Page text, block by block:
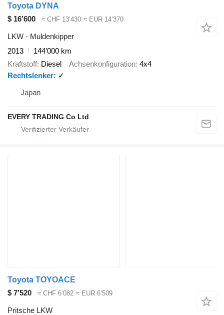
Toyota DYNA
$ 16’600
≈ CHF 13’430 ≈ EUR 14’370
LKW - Muldenkipper
2013
144’000 km
Kraftstoff Diesel Achsenkonfiguration 4x4
Rechtslenker
✓
Japan
EVERY TRADING Co Ltd
Toyota TOYOACE
$ 7’520
≈ CHF 6’082 ≈ EUR 6’509
Pritsche LKW